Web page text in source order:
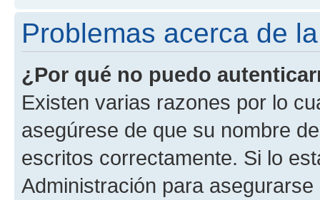
Problemas acerca de
¿Por qué no puedo
Existen varias razones por lo
asegúrese de que su nombre
escritos correctamente. Si lo
Administración para